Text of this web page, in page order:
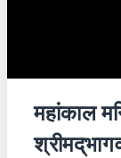
महांकाल